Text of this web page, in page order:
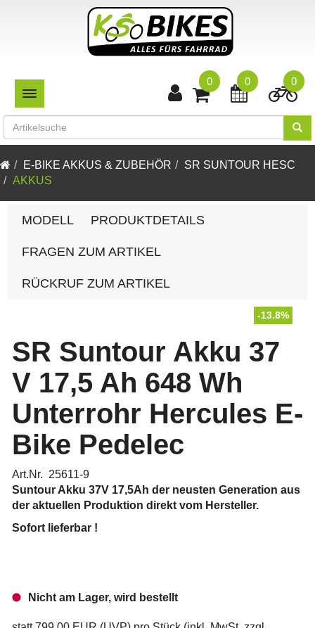
TOGGLE NAVIGATION
0
0
0
E-BIKE AKKUS & ZUBEHÖR
SR SUNTOUR HESC
AKKUS
MODELL PRODUKTDETAILS
FRAGEN ZUM ARTIKEL
RÜCKRUF ZUM ARTIKEL
-13.8%
SR Suntour Akku 37
V 17,5 Ah 648 Wh
Unterrohr Hercules E-
Bike Pedelec
Art.Nr. 25611-9
Suntour Akku 37V 17,5Ah der neusten Generation aus
der aktuellen Produktion direkt vom Hersteller.
Sofort lieferbar !
Nicht am Lager, wird bestellt